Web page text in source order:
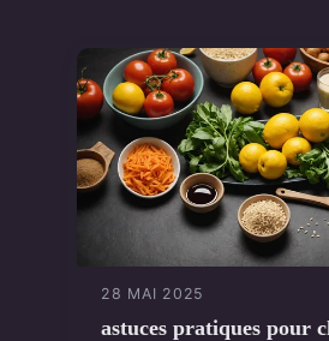
28 MAI 2025
astuces pratiques pour